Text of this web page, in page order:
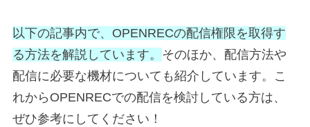
以下の記事内で、OPENRECの配信権限を取得す
る方法を解説しています。 そのほか、配信方法や
配信に必要な機材についても紹介しています。こ
れからOPENRECでの配信を検討している方は、
ぜひ参考にしてください！